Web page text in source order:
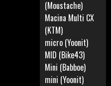
(Moustache)
Macina Multi CX
(KTM)
micro (Yoonit)
MID (Bike43)
Mini (Babboe)
mini (Yoonit)